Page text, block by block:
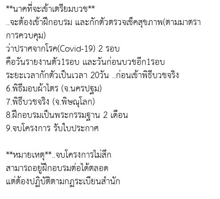
**นาคที่จะเข้าเตรียมบวช**
..จะต้องเข้าฝึกอบรม และกักตัวตรวจเช็คสุขภาพ(ตามมาตรา
การควบคุม)
ว่าปราศจากโรค(Covid-19) 2 รอบ
คือวันรายงานตัว1รอบ เเละวันก่อนบวชอีก1รอบ
ระยะเวลากักตัวเป็นเวลา 20วัน ..ก่อนเข้าพิธีบวชจริง
6.พิธีมอบผ้าไตร (จ.นครปฐม)
7.พิธีบวชจริง (จ.พิษณุโลก)
8.ฝึกอบรมเป็นพระกรรมฐาน 2 เดือน
9.จบโครงการ รับใบประกาศ
**หมายเหตุ**..จบโครงการไม่สึก
สามารถอยู่ฝึกอบรมต่อได้ตลอด
แต่ต้องปฏิบัติตามกฏระเบียนสำนัก